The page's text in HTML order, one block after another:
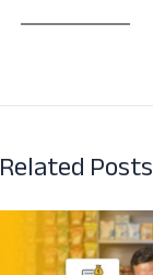
Related Posts